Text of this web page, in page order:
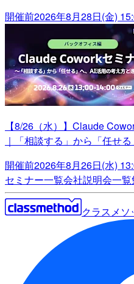
開催前2026年8月28日(金)
【8/26（水）】Claude
｜「相談する」から「任せ
開催前2026年8月26日(水)
セミナー一覧会社説明会一覧
クラスメ